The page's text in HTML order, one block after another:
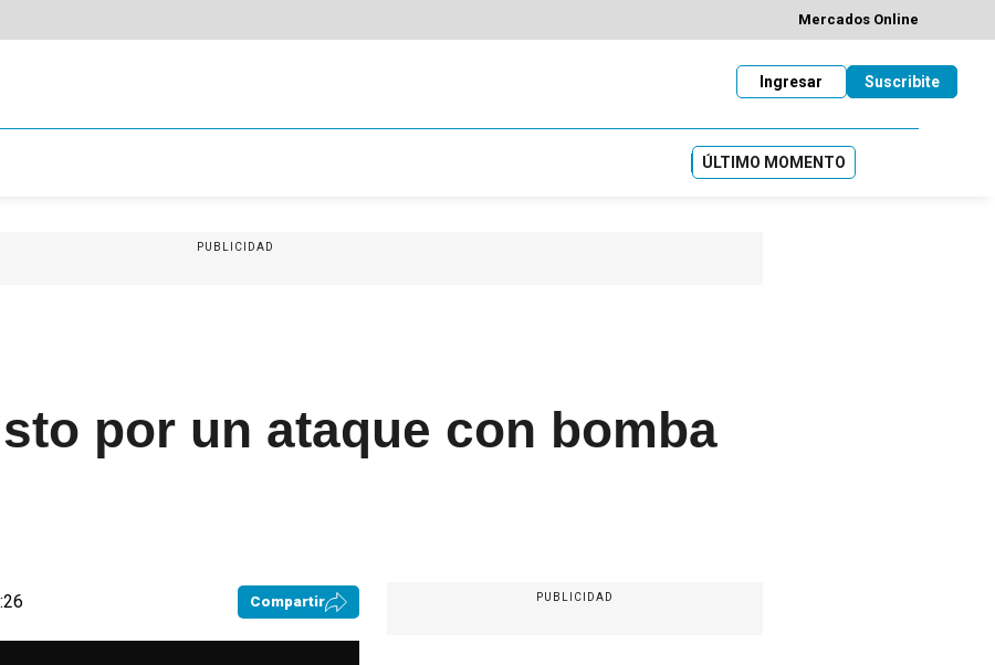
Mercados Online
Suscribite
Ingresar
ÚLTIMO MOMENTO
PUBLICIDAD
por un ataque con bomba
Compartir PUBLICIDAD